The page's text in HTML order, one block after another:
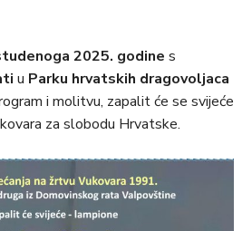
2025. godine s
u Parku hrvatskih dragovoljaca
i molitvu, zapalit će se svijeće
za slobodu Hrvatske.